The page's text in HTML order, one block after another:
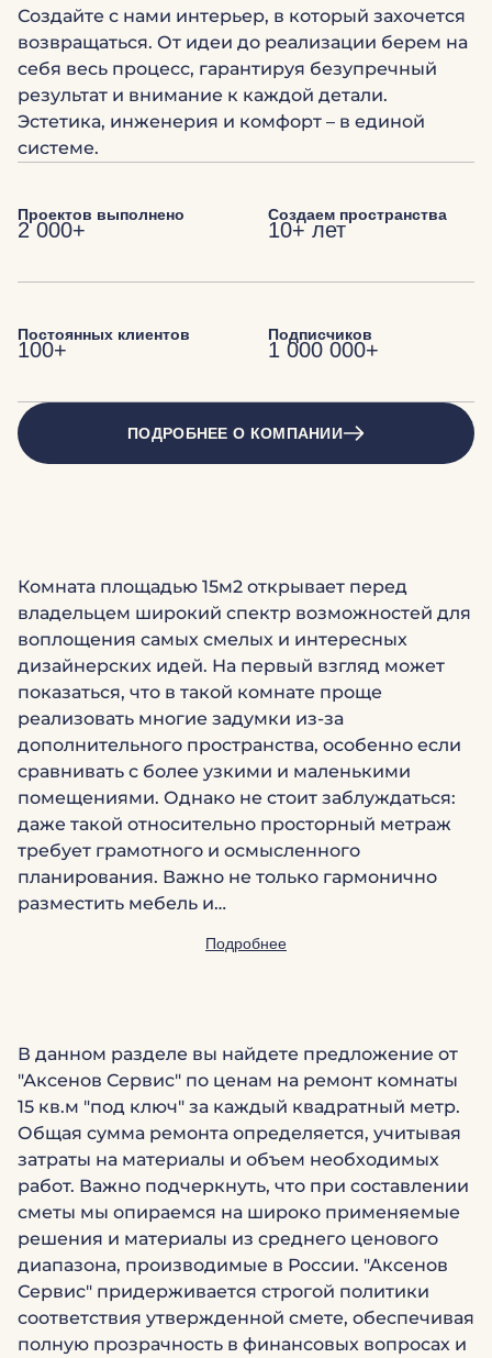
Создайте с нами интерьер, в который захочется
возвращаться. От идеи до реализации берем на
себя весь процесс, гарантируя безупречный
результат и внимание к каждой детали.
Эстетика, инженерия и комфорт – в единой
системе.
Проектов выполнено
2 000+
Создаем пространства
10+ лет
Постоянных клиентов
100+
Подписчиков
1 000 000+
ПОДРОБНЕЕ О КОМПАНИИ
Комната площадью 15м2 открывает перед
владельцем широкий спектр возможностей для
воплощения самых смелых и интересных
дизайнерских идей. На первый взгляд может
показаться, что в такой комнате проще
реализовать многие задумки из-за
дополнительного пространства, особенно если
сравнивать с более узкими и маленькими
помещениями. Однако не стоит заблуждаться:
даже такой относительно просторный метраж
требует грамотного и осмысленного
планирования. Важно не только гармонично
разместить мебель и…
Подробнее
В данном разделе вы найдете предложение от
"Аксенов Сервис" по ценам на ремонт комнаты
15 кв.м "под ключ" за каждый квадратный метр.
Общая сумма ремонта определяется, учитывая
затраты на материалы и объем необходимых
работ. Важно подчеркнуть, что при составлении
сметы мы опираемся на широко применяемые
решения и материалы из среднего ценового
диапазона, производимые в России. "Аксенов
Сервис" придерживается строгой политики
соответствия утвержденной смете, обеспечивая
полную прозрачность в финансовых вопросах и